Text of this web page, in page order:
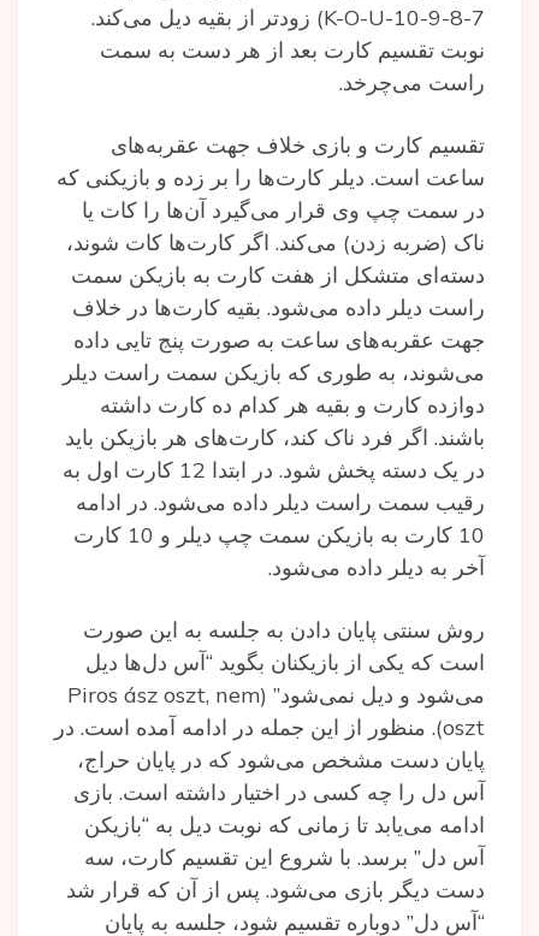
K-O-U-10-9-8-7) زودتر از بقیه دیل می‌کند.
نوبت تقسیم کارت بعد از هر دست به سمت
راست می‌چرخد.
تقسیم کارت و بازی خلاف جهت عقربه‌های
ساعت است. دیلر کارت‌ها را بر زده و بازیکنی که
در سمت چپ وی قرار می‌گیرد آن‌ها را کات یا
ناک (ضربه زدن) می‌کند. اگر کارت‌ها کات شوند،
دسته‌ای متشکل از هفت کارت به بازیکن سمت
راست دیلر داده می‌شود. بقیه کارت‌ها در خلاف
جهت عقربه‌های ساعت به صورت پنج تایی داده
می‌شوند، به طوری که بازیکن سمت راست دیلر
دوازده کارت و بقیه هر کدام ده کارت داشته
باشند. اگر فرد ناک کند، کارت‌های هر بازیکن باید
در یک دسته پخش شود. در ابتدا 12 کارت اول به
رقیب سمت راست دیلر داده می‌شود. در ادامه
10 کارت به بازیکن سمت چپ دیلر و 10 کارت
آخر به دیلر داده می‌شود.
روش سنتی پایان دادن به جلسه به این صورت
است که یکی از بازیکنان بگوید “آس دل‌ها دیل
می‌شود و دیل نمی‌شود” (Piros ász oszt, nem
oszt). منظور از این جمله در ادامه آمده است. در
پایان دست مشخص می‌شود که در پایان حراج،
آس دل را چه کسی در اختیار داشته است. بازی
ادامه می‌یابد تا زمانی که نوبت دیل به “بازیکن
آس دل‌” برسد. با شروع این تقسیم کارت، سه
دست دیگر بازی می‌شود. پس از آن که قرار شد
“آس دل‌” دوباره تقسیم شود، جلسه به پایان